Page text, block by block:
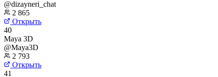
@dizayneri_chat
2 865
Открыть
40
Maya 3D
@Maya3D
2 793
Открыть
41